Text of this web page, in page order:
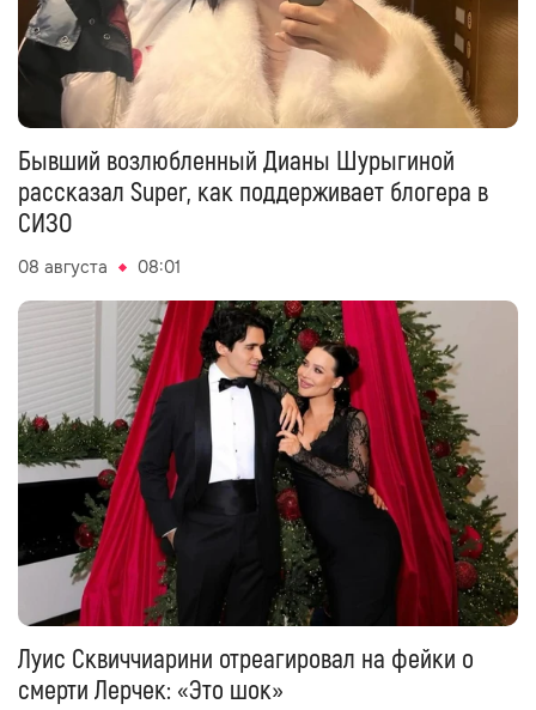
Бывший возлюбленный Дианы Шурыгиной
рассказал Super, как поддерживает блогера в
СИЗО
08 августа 08:01
Луис Сквиччиарини отреагировал на фейки о
смерти Лерчек: «Это шок»